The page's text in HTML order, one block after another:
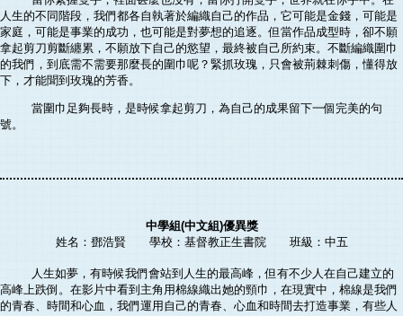
人生的不同階段，我們都各自執著於編織自己的作品，它可能是金錢，可能是
家庭，可能是事業的成功，也可能是對夢想的追逐。但當作品成型時，卻不願
拿起剪刀剪斷纏累，不願放下自己的慾望，最終被自己所約束。不斷編織圍巾
的我們，到底需不需要那麼長的圍巾呢？緊抓玫瑰，只會被荊棘刺傷，懂得放
下，才能聞到玫瑰的芳香。
當圍巾足夠長時，是時候拿起剪刀，為自己的成果留下一個完美的句
號。
中學組(中文組)優異獎
姓名：鄧浩賢 學校：基督教正生書院 班級：中五
人生如夢，有時候我們會站到人生的最高峰，但有不少人在自己建立的
高峰上跌倒。在影片中看到主角用棉線織出她的頸巾，在現實中，棉線是我們
的青春、時間和心血，我們運用自己的青春、心血和時間去打造事業，有些人